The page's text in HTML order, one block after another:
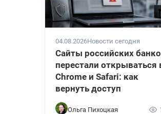
04.08.2026Новости сегодня
Сайты российских
перестали открываться
Chrome и Safari: как
вернуть доступ
Ольга Пихоцкая